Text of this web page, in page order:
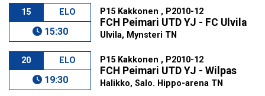
15 ELO
15:30
P15 Kakkonen , P2010-12
FCH Peimari UTD YJ - FC Ulvila
Ulvila, Mynsteri TN
20 ELO
19:30
P15 Kakkonen , P2010-12
FCH Peimari UTD YJ - Wilpas
Halikko, Salo. Hippo-arena TN